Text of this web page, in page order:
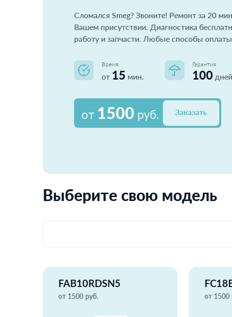
Сломался Smeg? Звоните! Pемонт за 20
Вашем присутствии. Диагностика
работу и запчасти. Любые способы
Время
от 15 мин.
Гарантия
100 дней
от 1500 руб. Заказать
Выберите свою модель
FAB10RDSN5
от 1500 руб. от 1500